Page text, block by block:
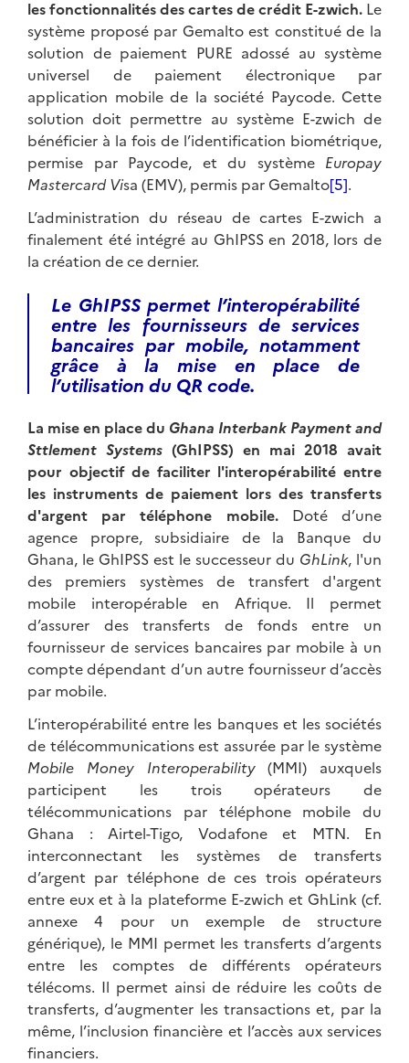
les fonctionnalités des cartes de crédit E-zwich. Le
système proposé par Gemalto est constitué de la
solution de paiement PURE adossé au système
universel de paiement électronique par
application mobile de la société Paycode. Cette
solution doit permettre au système E-zwich de
bénéficier à la fois de l’identification biométrique,
permise par Paycode, et du système Europay
Mastercard Visa (EMV), permis par Gemalto[5].
L’administration du réseau de cartes E-zwich a
finalement été intégré au GhIPSS en 2018, lors de
la création de ce dernier.
Le GhIPSS permet l’interopérabilité
entre les fournisseurs de services
bancaires par mobile, notamment
grâce à la mise en place de
l’utilisation du QR code.
La mise en place du Ghana Interbank Payment and
Sttlement Systems (GhIPSS) en mai 2018 avait
pour objectif de faciliter l'interopérabilité entre
les instruments de paiement lors des transferts
d'argent par téléphone mobile. Doté d’une
agence propre, subsidiaire de la Banque du
Ghana, le GhIPSS est le successeur du GhLink, l'un
des premiers systèmes de transfert d'argent
mobile interopérable en Afrique. Il permet
d’assurer des transferts de fonds entre un
fournisseur de services bancaires par mobile à un
compte dépendant d’un autre fournisseur d’accès
par mobile.
L’interopérabilité entre les banques et les sociétés
de télécommunications est assurée par le système
Mobile Money Interoperability(MMI) auxquels
participent les trois opérateurs de
télécommunications par téléphone mobile du
Ghana : Airtel-Tigo, Vodafone et MTN. En
interconnectant les systèmes de transferts
d’argent par téléphone de ces trois opérateurs
entre eux et à la plateforme E-zwich et GhLink (cf.
annexe 4 pour un exemple de structure
générique), le MMI permet les transferts d’argents
entre les comptes de différents opérateurs
télécoms. Il permet ainsi de réduire les coûts de
transferts, d’augmenter les transactions et, par la
même, l’inclusion financière et l’accès aux services
financiers.